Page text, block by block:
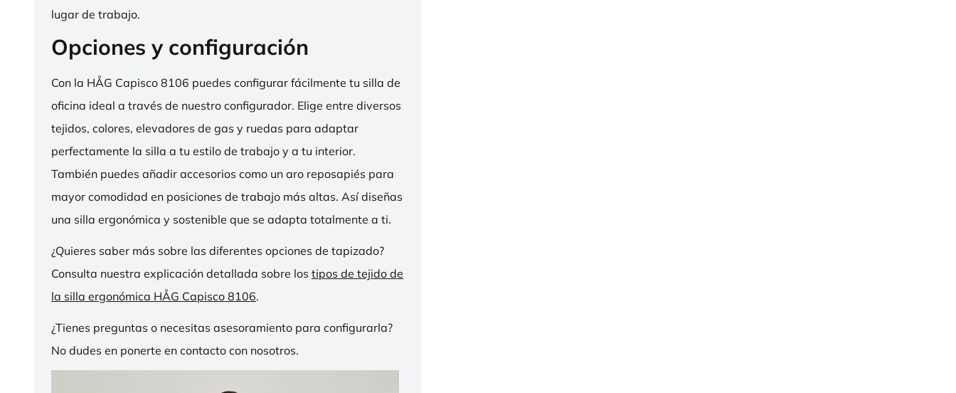
lugar de trabajo.
Opciones y configuración
Con la HÅG Capisco 8106 puedes configurar fácilmente tu silla de
oficina ideal a través de nuestro configurador. Elige entre diversos
tejidos, colores, elevadores de gas y ruedas para adaptar
perfectamente la silla a tu estilo de trabajo y a tu interior.
También puedes añadir accesorios como un aro reposapiés para
mayor comodidad en posiciones de trabajo más altas. Así diseñas
una silla ergonómica y sostenible que se adapta totalmente a ti.
¿Quieres saber más sobre las diferentes opciones de tapizado?
Consulta nuestra explicación detallada sobre los tipos de tejido de
la silla ergonómica HÅG Capisco 8106.
¿Tienes preguntas o necesitas asesoramiento para configurarla?
No dudes en ponerte en contacto con nosotros.